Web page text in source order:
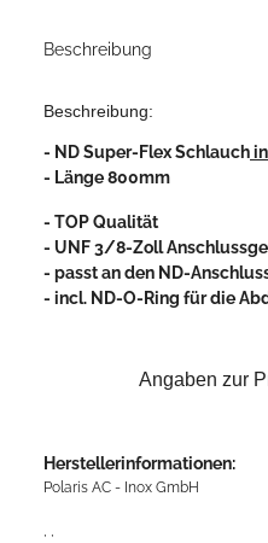
Beschreibung
Beschreibung:
- ND Super-Flex Schlauch
- Länge 800mm
- TOP Qualität
- UNF 3/8-Zoll
- passt an den ND-
- incl. ND-O-Ring für die
Angaben zur
Herstellerinformationen:
Polaris AC - Inox GmbH